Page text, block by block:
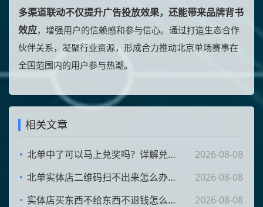
多渠道联动不仅提升广告投放效果，还能带来品牌背书
效应，增强用户的信赖感和参与信心。通过打造生态合作
伙伴关系，凝聚行业资源，形成合力推动北京单场赛事在
全国范围内的用户参与热潮。
相关文章
北单中了可以马上兑奖吗？详解兑奖流程与注意事项
2026-08-08
北单实体店二维码扫不出来怎么办？原因及解决方法
2026-08-08
实体店买东西不给东西不退钱怎么办？消费者维权指南与法律途径
2026-08-08